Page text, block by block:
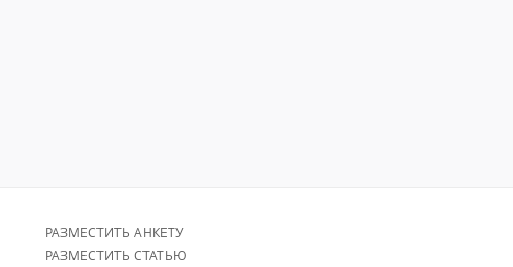
РАЗМЕСТИТЬ АНКЕТУ
РАЗМЕСТИТЬ СТАТЬЮ